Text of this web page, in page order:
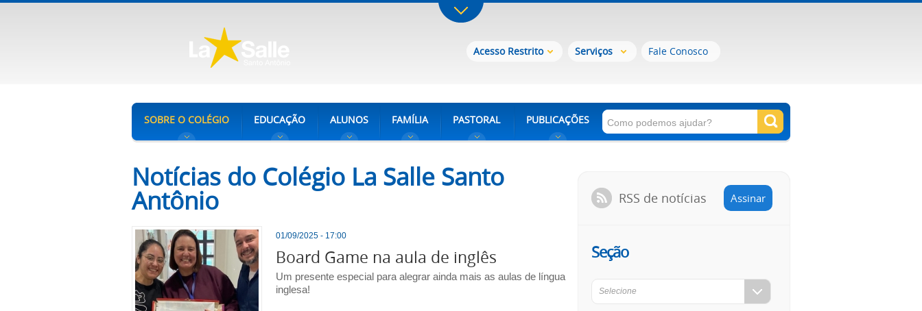
Acesso Restrito Serviços Fale Conosco
SOBRE O COLÉGIO EDUCAÇÃO ALUNOS FAMÍLIA PASTORAL PUBLICAÇÕES
Notícias do Colégio La Salle Santo
Antônio
01/09/2025 - 17:00
Board Game na aula de inglês
Um presente especial para alegrar ainda mais as aulas de língua
inglesa!
RSS de notícias Assinar
Seção
Selecione